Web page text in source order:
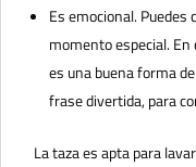
Es emocional.
momento especial. En
es una buena forma
frase divertida, para
La taza es apta para